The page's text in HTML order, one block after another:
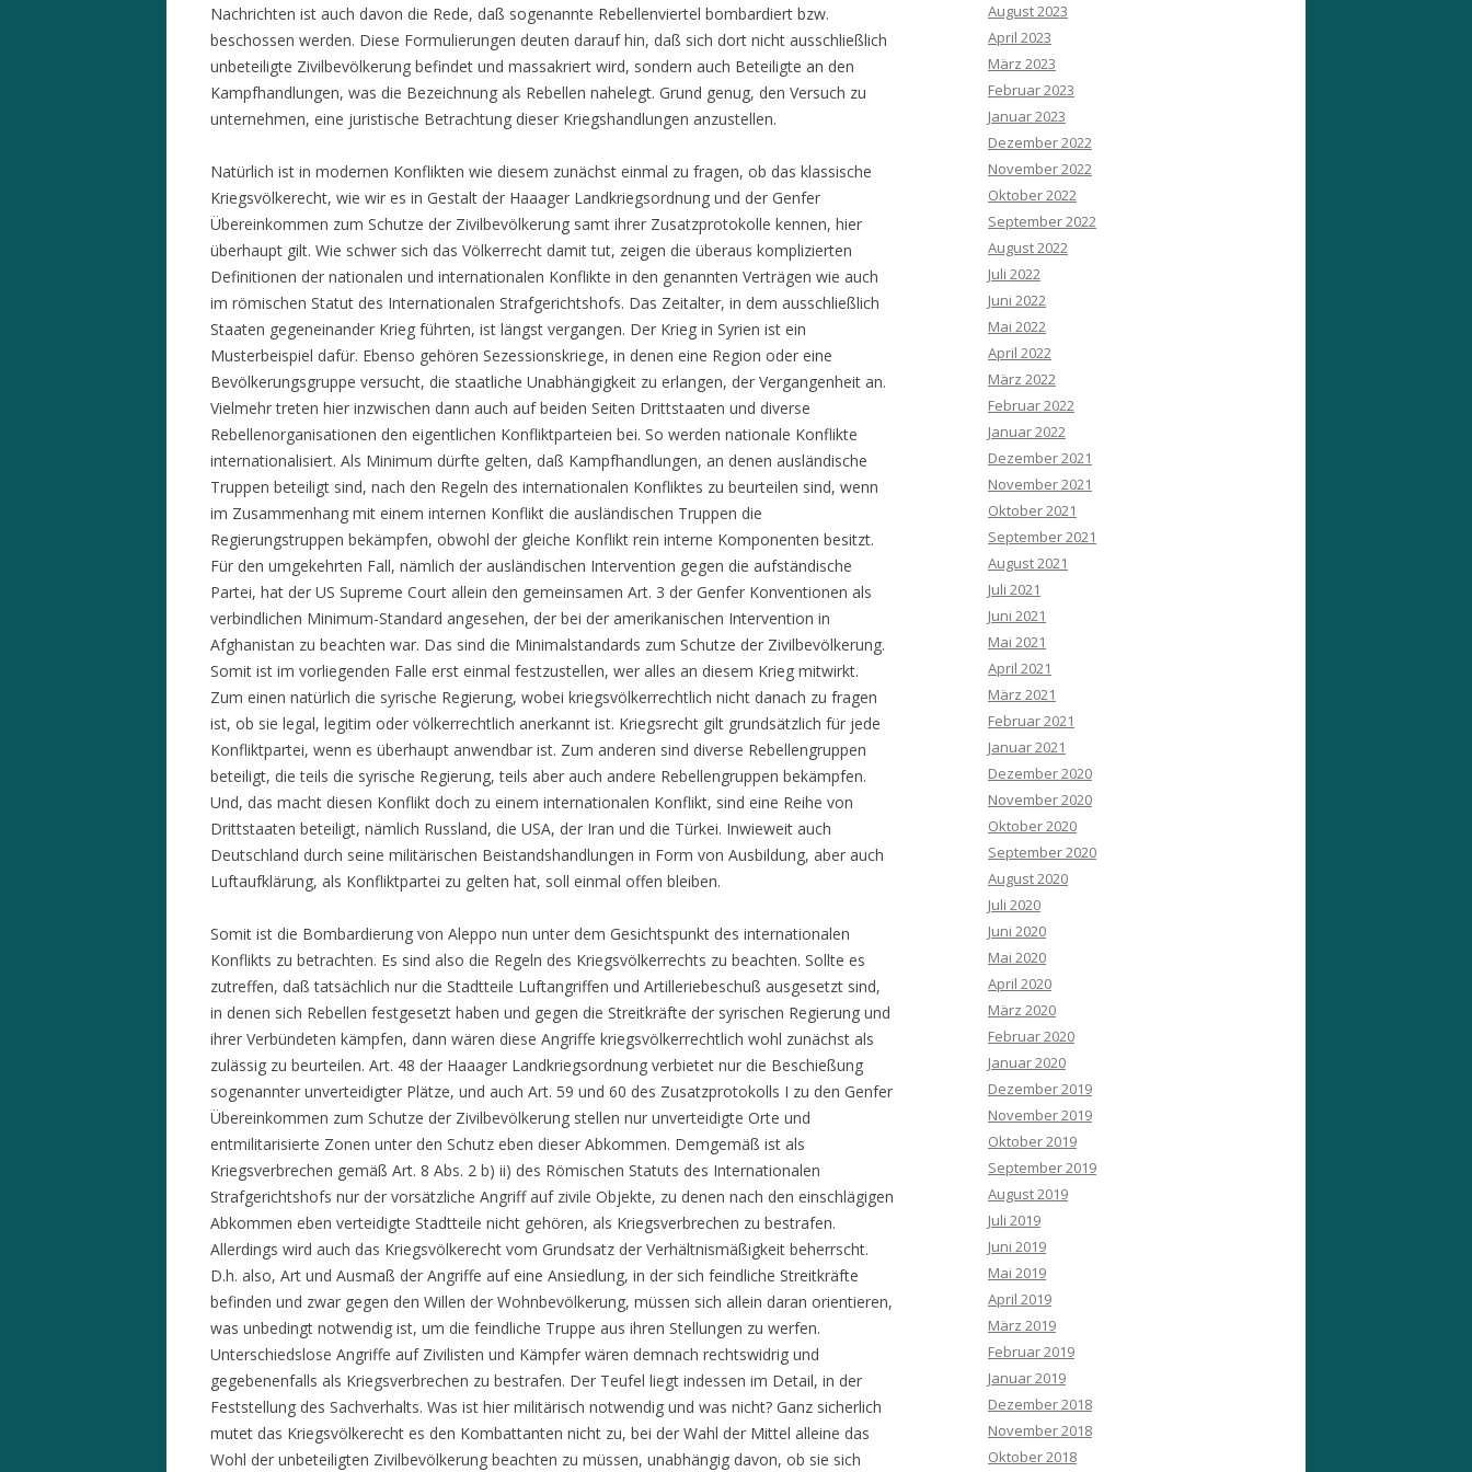
Nachrichten ist auch davon die Rede, daß sogenannte Rebellenviertel bombardiert bzw.
beschossen werden. Diese Formulierungen deuten darauf hin, daß sich dort nicht ausschließlich
unbeteiligte Zivilbevölkerung befindet und massakriert wird, sondern auch Beteiligte an den
Kampfhandlungen, was die Bezeichnung als Rebellen nahelegt. Grund genug, den Versuch zu
unternehmen, eine juristische Betrachtung dieser Kriegshandlungen anzustellen.
Natürlich ist in modernen Konflikten wie diesem zunächst einmal zu fragen, ob das klassische
Kriegsvölkerecht, wie wir es in Gestalt der Haaager Landkriegsordnung und der Genfer
Übereinkommen zum Schutze der Zivilbevölkerung samt ihrer Zusatzprotokolle kennen, hier
überhaupt gilt. Wie schwer sich das Völkerrecht damit tut, zeigen die überaus komplizierten
Definitionen der nationalen und internationalen Konflikte in den genannten Verträgen wie auch
im römischen Statut des Internationalen Strafgerichtshofs. Das Zeitalter, in dem ausschließlich
Staaten gegeneinander Krieg führten, ist längst vergangen. Der Krieg in Syrien ist ein
Musterbeispiel dafür. Ebenso gehören Sezessionskriege, in denen eine Region oder eine
Bevölkerungsgruppe versucht, die staatliche Unabhängigkeit zu erlangen, der Vergangenheit an.
Vielmehr treten hier inzwischen dann auch auf beiden Seiten Drittstaaten und diverse
Rebellenorganisationen den eigentlichen Konfliktparteien bei. So werden nationale Konflikte
internationalisiert. Als Minimum dürfte gelten, daß Kampfhandlungen, an denen ausländische
Truppen beteiligt sind, nach den Regeln des internationalen Konfliktes zu beurteilen sind, wenn
im Zusammenhang mit einem internen Konflikt die ausländischen Truppen die
Regierungstruppen bekämpfen, obwohl der gleiche Konflikt rein interne Komponenten besitzt.
Für den umgekehrten Fall, nämlich der ausländischen Intervention gegen die aufständische
Partei, hat der US Supreme Court allein den gemeinsamen Art. 3 der Genfer Konventionen als
verbindlichen Minimum-Standard angesehen, der bei der amerikanischen Intervention in
Afghanistan zu beachten war. Das sind die Minimalstandards zum Schutze der Zivilbevölkerung.
Somit ist im vorliegenden Falle erst einmal festzustellen, wer alles an diesem Krieg mitwirkt.
Zum einen natürlich die syrische Regierung, wobei kriegsvölkerrechtlich nicht danach zu fragen
ist, ob sie legal, legitim oder völkerrechtlich anerkannt ist. Kriegsrecht gilt grundsätzlich für jede
Konfliktpartei, wenn es überhaupt anwendbar ist. Zum anderen sind diverse Rebellengruppen
beteiligt, die teils die syrische Regierung, teils aber auch andere Rebellengruppen bekämpfen.
Und, das macht diesen Konflikt doch zu einem internationalen Konflikt, sind eine Reihe von
Drittstaaten beteiligt, nämlich Russland, die USA, der Iran und die Türkei. Inwieweit auch
Deutschland durch seine militärischen Beistandshandlungen in Form von Ausbildung, aber auch
Luftaufklärung, als Konfliktpartei zu gelten hat, soll einmal offen bleiben.
Somit ist die Bombardierung von Aleppo nun unter dem Gesichtspunkt des internationalen
Konflikts zu betrachten. Es sind also die Regeln des Kriegsvölkerrechts zu beachten. Sollte es
zutreffen, daß tatsächlich nur die Stadtteile Luftangriffen und Artilleriebeschuß ausgesetzt sind,
in denen sich Rebellen festgesetzt haben und gegen die Streitkräfte der syrischen Regierung und
ihrer Verbündeten kämpfen, dann wären diese Angriffe kriegsvölkerrechtlich wohl zunächst als
zulässig zu beurteilen. Art. 48 der Haaager Landkriegsordnung verbietet nur die Beschießung
sogenannter unverteidigter Plätze, und auch Art. 59 und 60 des Zusatzprotokolls I zu den Genfer
Übereinkommen zum Schutze der Zivilbevölkerung stellen nur unverteidigte Orte und
entmilitarisierte Zonen unter den Schutz eben dieser Abkommen. Demgemäß ist als
Kriegsverbrechen gemäß Art. 8 Abs. 2 b) ii) des Römischen Statuts des Internationalen
Strafgerichtshofs nur der vorsätzliche Angriff auf zivile Objekte, zu denen nach den einschlägigen
Abkommen eben verteidigte Stadtteile nicht gehören, als Kriegsverbrechen zu bestrafen.
Allerdings wird auch das Kriegsvölkerecht vom Grundsatz der Verhältnismäßigkeit beherrscht.
D.h. also, Art und Ausmaß der Angriffe auf eine Ansiedlung, in der sich feindliche Streitkräfte
befinden und zwar gegen den Willen der Wohnbevölkerung, müssen sich allein daran orientieren,
was unbedingt notwendig ist, um die feindliche Truppe aus ihren Stellungen zu werfen.
Unterschiedslose Angriffe auf Zivilisten und Kämpfer wären demnach rechtswidrig und
gegebenenfalls als Kriegsverbrechen zu bestrafen. Der Teufel liegt indessen im Detail, in der
Feststellung des Sachverhalts. Was ist hier militärisch notwendig und was nicht? Ganz sicherlich
mutet das Kriegsvölkerecht es den Kombattanten nicht zu, bei der Wahl der Mittel alleine das
Wohl der unbeteiligten Zivilbevölkerung beachten zu müssen, unabhängig davon, ob sie sich
August 2023
April 2023
März 2023
Februar 2023
Januar 2023
Dezember 2022
November 2022
Oktober 2022
September 2022
August 2022
Juli 2022
Juni 2022
Mai 2022
April 2022
März 2022
Februar 2022
Januar 2022
Dezember 2021
November 2021
Oktober 2021
September 2021
August 2021
Juli 2021
Juni 2021
Mai 2021
April 2021
März 2021
Februar 2021
Januar 2021
Dezember 2020
November 2020
Oktober 2020
September 2020
August 2020
Juli 2020
Juni 2020
Mai 2020
April 2020
März 2020
Februar 2020
Januar 2020
Dezember 2019
November 2019
Oktober 2019
September 2019
August 2019
Juli 2019
Juni 2019
Mai 2019
April 2019
März 2019
Februar 2019
Januar 2019
Dezember 2018
November 2018
Oktober 2018